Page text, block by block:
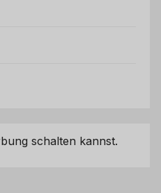
schalten kannst.